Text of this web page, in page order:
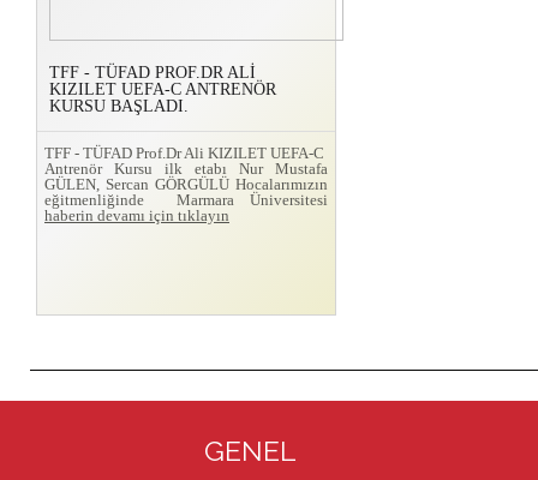
TFF - TÜFAD PROF.DR ALİ
KIZILET UEFA-C ANTRENÖR
KURSU BAŞLADI.
TFF - TÜFAD Prof.Dr Ali KIZILET UEFA-C
Antrenör Kursu ilk etabı Nur Mustafa
GÜLEN, Sercan GÖRGÜLÜ Hocalarımızın
eğitmenliğinde Marmara Üniversitesi
haberin devamı için tıklayın
GENEL